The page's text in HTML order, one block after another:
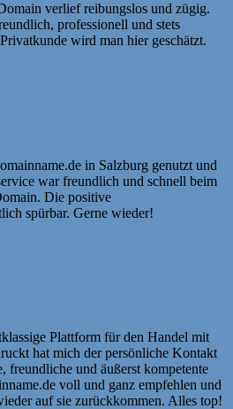
verlief reibungslos und zügig.
professionell und stets
wird man hier geschätzt.
in Salzburg genutzt und
war freundlich und schnell beim
Die positive
spürbar. Gerne wieder!
Plattform für den Handel mit
hat mich der persönliche Kontakt
freundliche und äußerst kompetente
voll und ganz empfehlen und
auf sie zurückkommen. Alles top!